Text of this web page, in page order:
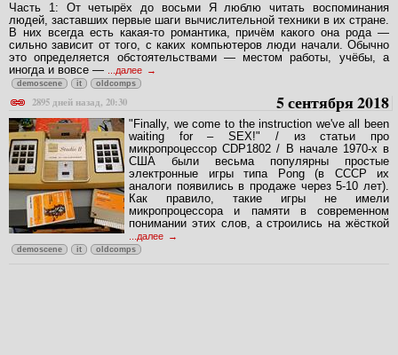
Часть 1: От четырёх до восьми Я люблю читать воспоминания
людей, заставших первые шаги вычислительной техники в их стране.
В них всегда есть какая-то романтика, причём какого она рода —
сильно зависит от того, с каких компьютеров люди начали. Обычно
это определяется обстоятельствами — местом работы, учёбы, а
иногда и вовсе —
...далее
demoscene it oldcomps
2895 дней назад, 20:30 5 сентября 2018
"Finally, we come to the instruction we've all been
waiting for – SEX!" / из статьи про
микропроцессор CDP1802 / В начале 1970-х в
США были весьма популярны простые
электронные игры типа Pong (в СССР их
аналоги появились в продаже через 5-10 лет).
Как правило, такие игры не имели
микропроцессора и памяти в современном
понимании этих слов, а строились на жёсткой
...далее
demoscene it oldcomps